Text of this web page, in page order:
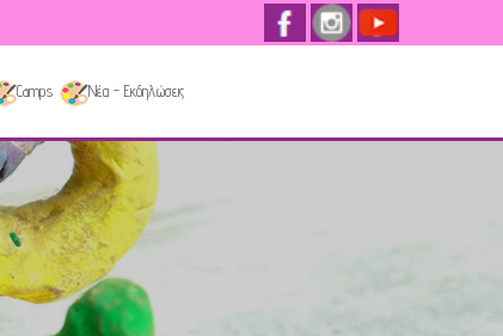
Camps Νέα - Εκδηλώσεις